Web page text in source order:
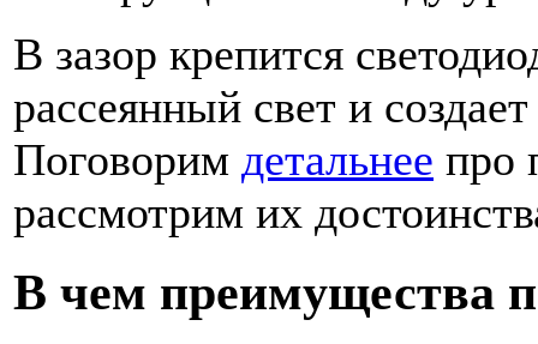
В зазор крепится
рассеянный свет и
Поговорим детальнее про
рассмотрим их
В чем преимущества